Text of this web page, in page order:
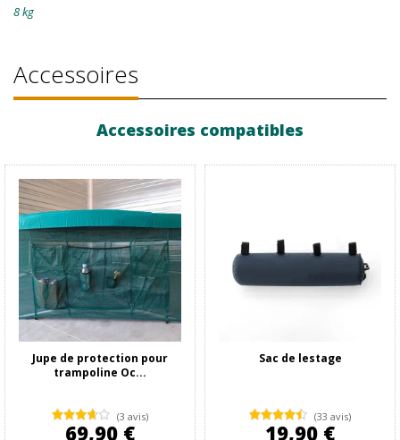
8 kg
Accessoires
Accessoires compatibles
Jupe de protection pour
trampoline Oc...
(3 avis)
69,90 €
Sac de lestage
(33 avis)
19,90 €